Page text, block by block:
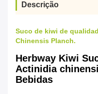
Descrição
Suco de kiwi de
Chinensis Planch.
Herbway Kiwi
Actinidia
Bebidas